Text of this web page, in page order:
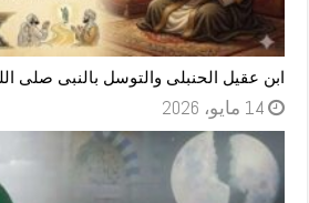
ابن عقيل الحنبلى والتوسل بالنبى صلى
14 مايو، 2026